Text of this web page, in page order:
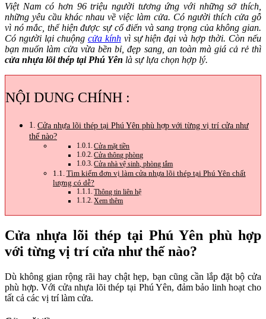
Việt Nam có hơn 96 triệu người tương ứng với những sở thích,
những yêu cầu khác nhau về việc làm cửa. Có người thích cửa gỗ
vì nó mắc, thể hiện được sự cổ điển và sang trọng của không gian.
Có người lại chuộng cửa kínhvì sự hiện đại và hợp thời. Còn nếu
bạn muốn làm cửa vừa bền bỉ, đẹp sang, an toàn mà giá cả rẻ thì
cửa nhựa lõi thép tại Phú Yên là sự lựa chọn hợp lý.
NỘI DUNG CHÍNH :
Cửa nhựa lõi thép tại Phú Yên phù hợp với từng vị trí cửa như
thế nào?
Cửa mặt tiền
Cửa thông phòng
Cửa nhà vệ sinh, phòng tắm
Tìm kiếm đơn vị làm cửa nhựa lõi thép tại Phú Yên chất
lượng có dễ?
Thông tin liên hệ
Xem thêm
Cửa nhựa lõi thép tại Phú Yên phù hợp
với từng vị trí cửa như thế nào?
Dù không gian rộng rãi hay chật hẹp, bạn cũng cần lắp đặt bộ cửa
phù hợp. Với cửa nhựa lõi thép tại Phú Yên, đảm bảo linh hoạt cho
tất cả các vị trí làm cửa.